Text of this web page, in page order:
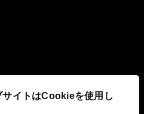
サイトはCookieを使用し
み